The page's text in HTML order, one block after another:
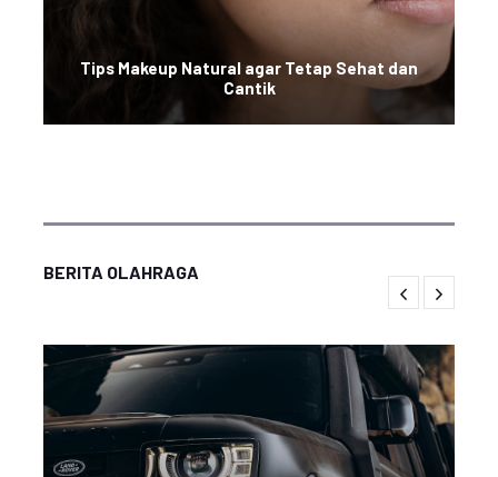
Tips Makeup Natural agar Tetap Sehat dan
Cantik
BERITA OLAHRAGA